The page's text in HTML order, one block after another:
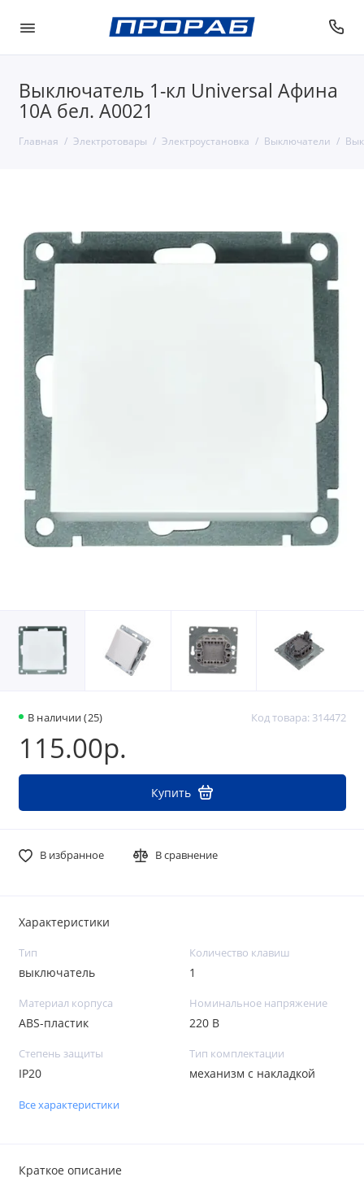
Выключатель 1-кл Universal Афина
10А бел. A0021
Главная Электротовары Электроустановка Выключатели
В наличии (25) Код товара: 314472
115.00р.
Купить
В избранное В сравнение
Характеристики
Тип
выключатель
Количество клавиш
1
Материал корпуса
ABS-пластик
Номинальное напряжение
220 В
Степень защиты
IP20
Тип комплектации
механизм с накладкой
Все характеристики
Краткое описание